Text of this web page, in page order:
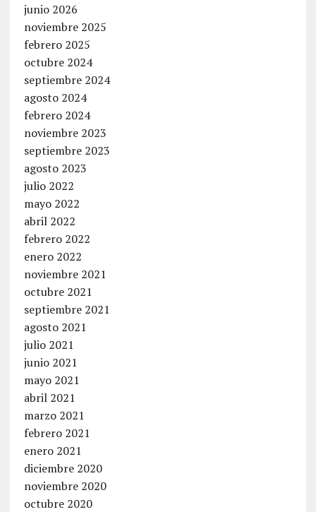
junio 2026
noviembre 2025
febrero 2025
octubre 2024
septiembre 2024
agosto 2024
febrero 2024
noviembre 2023
septiembre 2023
agosto 2023
julio 2022
mayo 2022
abril 2022
febrero 2022
enero 2022
noviembre 2021
octubre 2021
septiembre 2021
agosto 2021
julio 2021
junio 2021
mayo 2021
abril 2021
marzo 2021
febrero 2021
enero 2021
diciembre 2020
noviembre 2020
octubre 2020